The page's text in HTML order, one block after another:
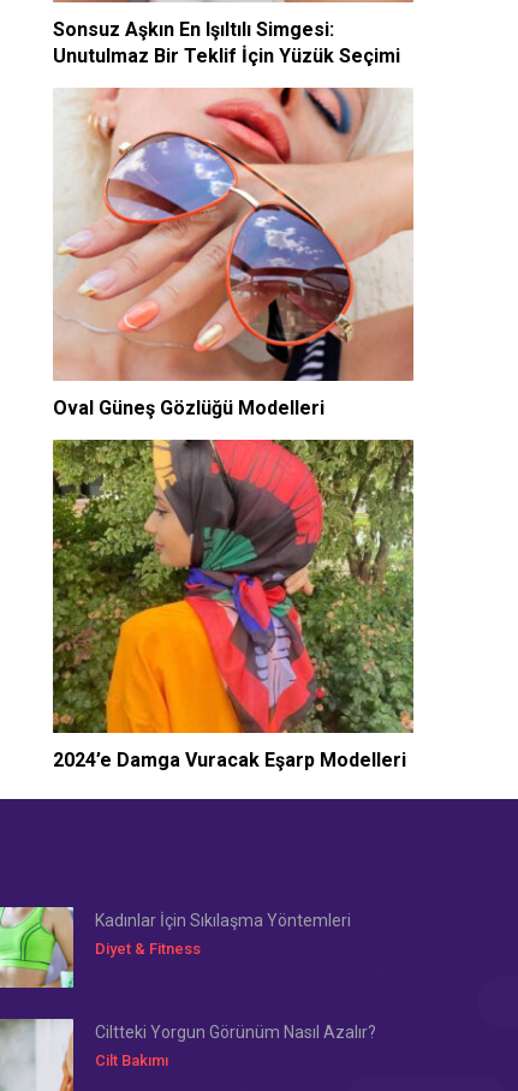
Sonsuz Aşkın En Işıltılı Simgesi:
Unutulmaz Bir Teklif İçin Yüzük Seçimi
Oval Güneş Gözlüğü Modelleri
2024’e Damga Vuracak Eşarp Modelleri
Kadınlar İçin Sıkılaşma Yöntemleri
Diyet & Fitness
Ciltteki Yorgun Görünüm Nasıl Azalır?
Cilt Bakımı